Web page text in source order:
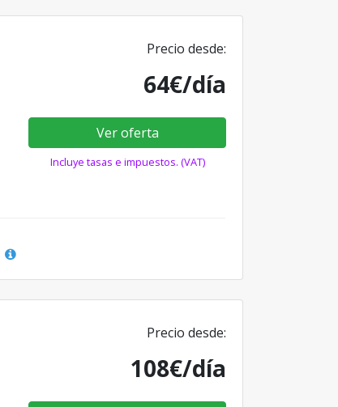
Precio desde:
64€/día
Ver oferta
Incluye tasas e impuestos. (VAT)
Precio desde:
108€/día